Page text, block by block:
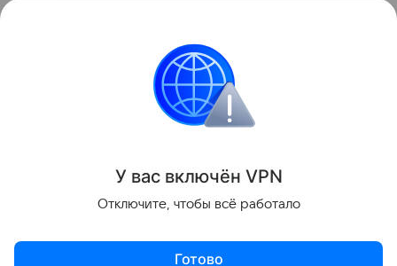
рекомендуется менять раз в два дня,
одновременно подрезая стебли.
У вас включён VPN
Отключите, чтобы всё работало
Готово